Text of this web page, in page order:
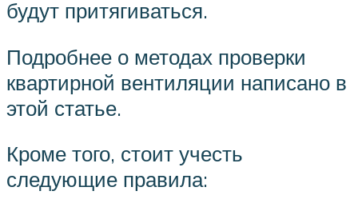
будут притягиваться.
Подробнее о методах проверки
квартирной вентиляции написано в
этой статье.
Кроме того, стоит учесть
следующие правила: